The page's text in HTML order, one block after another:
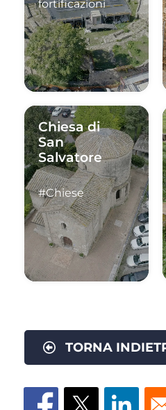
fortificazioni
Chiesa di
San
Salvatore
#Chiese
TORNA